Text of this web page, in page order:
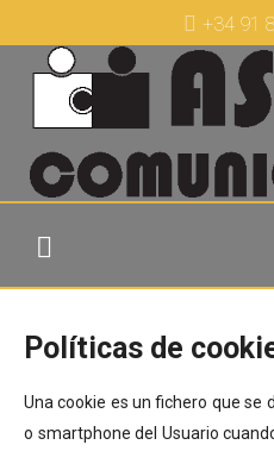
+34 91
Políticas de
Una cookie es un fichero que se
o smartphone del Usuario